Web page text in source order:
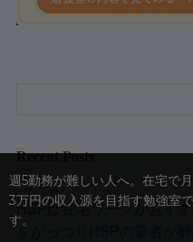
Recent Posts
HSPは在宅ワークがおす
をがっつりHSPの筆者が
週5勤務が難しい人へ。在宅で月
3万円の収入源を目指す勉強室で
す。